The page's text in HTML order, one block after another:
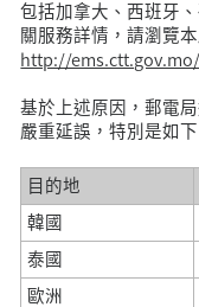
包括加拿大、西班牙
關服務詳情，請瀏覽
http://
基於上述原因，郵電
嚴重延誤，特別是如
目的地
韓國
泰國
歐洲